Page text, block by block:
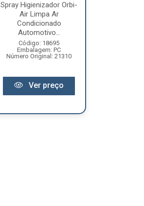
Spray Higienizador Orbi-
Air Limpa Ar
Condicionado
Automotivo...
Código: 18695
Embalagem: PC
Número Original: 21310
Ver preço